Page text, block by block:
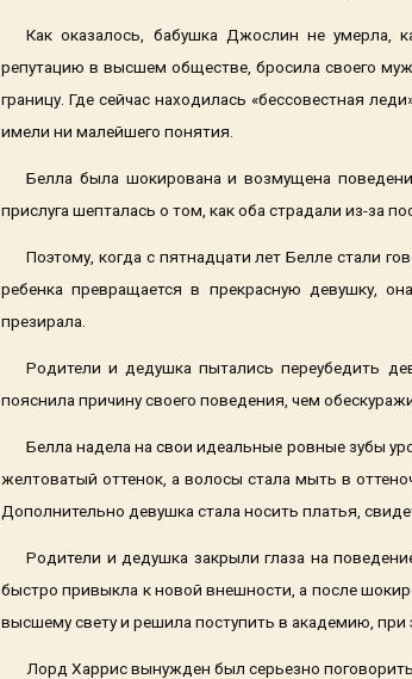
Как оказалось, бабушка Джослин не умерла,
репутацию в высшем обществе, бросила своего
границу. Где сейчас находилась «бессовестная
имели ни малейшего понятия.
Белла была шокирована и возмущена
прислуга шепталась о том, как оба страдали из-за
Поэтому, когда с пятнадцати лет Белле стали
ребенка превращается в прекрасную девушку,
презирала.
Родители и дедушка пытались переубедить
пояснила причину своего поведения, чем
Белла надела на свои идеальные ровные зубы
желтоватый оттенок, а волосы стала мыть в
Дополнительно девушка стала носить платья,
Родители и дедушка закрыли глаза на
быстро привыкла к новой внешности, а после
высшему свету и решила поступить в академию,
Лорд Харрис вынужден был серьезно